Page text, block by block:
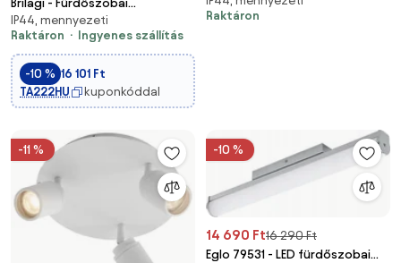
Brilagi - Fürdőszobai
mennyezeti lámpa CLARE
1xE27/24W/230V átm. 20 cm
IP54 bézs
IP44, mennyezeti
Raktáron
Ingyenes szállítás
-10 % 16 101 Ft
TA222HU
kuponkóddal
IP44 - Ducha
Raktáron
-11 % -10 %
14 690 Ft16 290 Ft
Eglo 79531 - LED fürdőszobai